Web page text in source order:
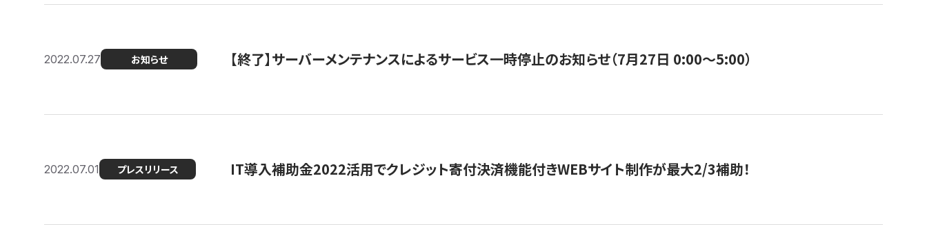
2022.07.27 お知らせ 【終了】サーバーメンテナンスによるサービス一時停止のお知らせ（7月27日 0:00〜5:00）
2022.07.01 プレスリリース IT導入補助金2022活用でクレジット寄付決済機能付きWEBサイト制作が最大2/3補助！